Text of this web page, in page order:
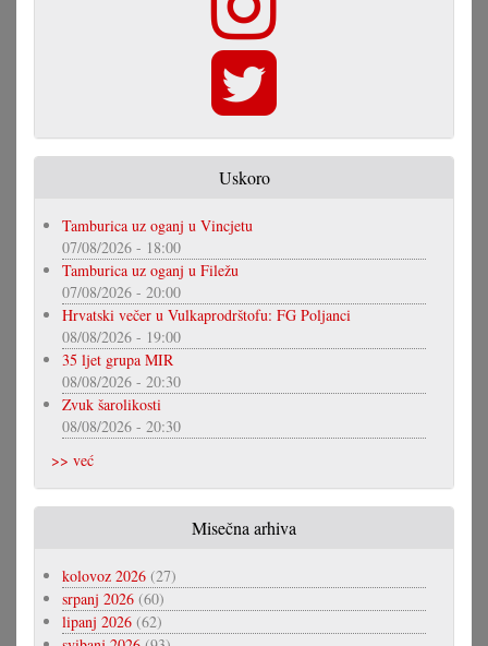
Uskoro
Tamburica uz oganj u Vincjetu
07/08/2026 - 18:00
Tamburica uz oganj u Filežu
07/08/2026 - 20:00
Hrvatski večer u Vulkaprodrštofu: FG Poljanci
08/08/2026 - 19:00
35 ljet grupa MIR
08/08/2026 - 20:30
Zvuk šarolikosti
08/08/2026 - 20:30
>> već
Misečna arhiva
kolovoz 2026 (27)
srpanj 2026 (60)
lipanj 2026 (62)